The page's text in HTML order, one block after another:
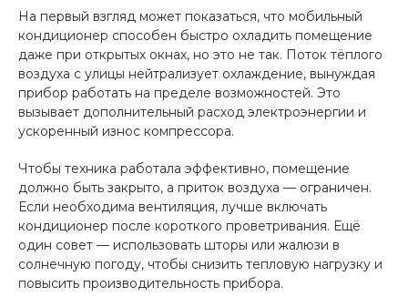
На первый взгляд может показаться, что мобильный
кондиционер способен быстро охладить помещение
даже при открытых окнах, но это не так. Поток тёплого
воздуха с улицы нейтрализует охлаждение, вынуждая
прибор работать на пределе возможностей. Это
вызывает дополнительный расход электроэнергии и
ускоренный износ компрессора.
Чтобы техника работала эффективно, помещение
должно быть закрыто, а приток воздуха — ограничен.
Если необходима вентиляция, лучше включать
кондиционер после короткого проветривания. Ещё
один совет — использовать шторы или жалюзи в
солнечную погоду, чтобы снизить тепловую нагрузку и
повысить производительность прибора.